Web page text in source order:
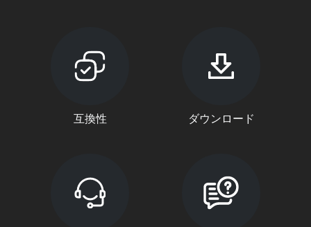
互換性 ダウンロード